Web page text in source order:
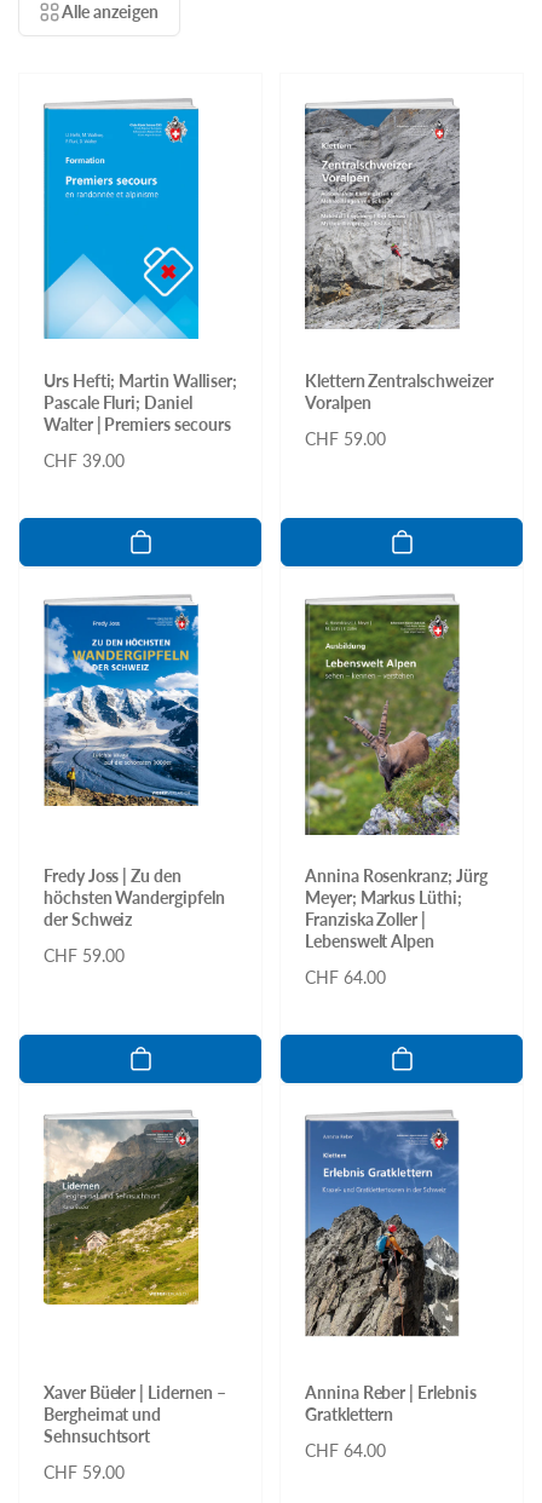
Alle anzeigen
Urs Hefti; Martin Walliser;
Pascale Fluri; Daniel
Walter | Premiers secours
Normaler
CHF 39.00
Klettern Zentralschweizer
Voralpen
Normaler
CHF 59.00
Fredy Joss | Zu den
höchsten Wandergipfeln
der Schweiz
Normaler
CHF 59.00
Annina Rosenkranz; Jürg
Meyer; Markus Lüthi;
Franziska Zoller |
Lebenswelt Alpen
Normaler
CHF 64.00
Xaver Büeler | Lidernen –
Bergheimat und
Sehnsuchtsort
Normaler
CHF 59.00
Annina Reber | Erlebnis
Gratklettern
Normaler
CHF 64.00